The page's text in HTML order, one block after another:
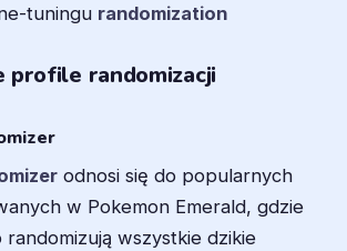
tuningu randomization
profile randomizacji
odnosi się do popularnych
w Pokemon Emerald, gdzie
wszystkie dzikie